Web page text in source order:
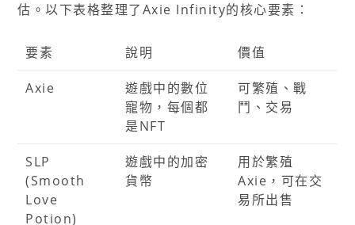
估。以下表格整理了Axie Infinity的核心要素：
要素 說明 價值
Axie
遊戲中的數位
寵物，每個都
是NFT
可繁殖、戰
鬥、交易
SLP
(Smooth
Love
Potion)
遊戲中的加密
貨幣
用於繁殖
Axie，可在交
易所出售